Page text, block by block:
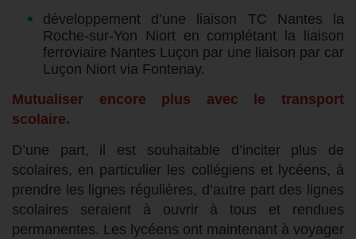
développement d’une liaison TC Nantes la
Roche-sur-Yon Niort en complétant la liaison
ferroviaire Nantes Luçon par une liaison par car
Luçon Niort via Fontenay.
Mutualiser encore plus avec le transport
scolaire.
D’une part, il est souhaitable d’inciter plus de
scolaires, en particulier les collégiens et lycéens, à
prendre les lignes régulières, d’autre part des lignes
scolaires seraient à ouvrir à tous et rendues
permanentes. Les lycéens ont maintenant à voyager